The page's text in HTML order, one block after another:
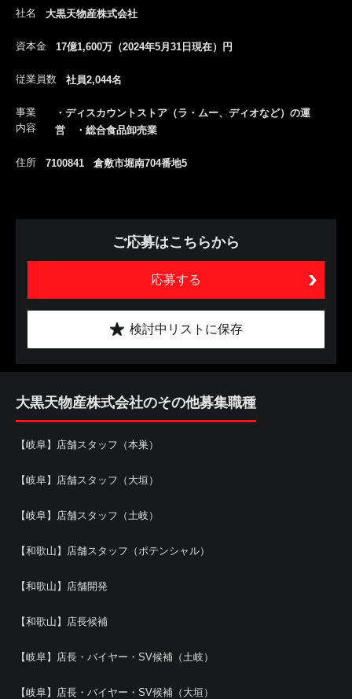
社名 大黒天物産株式会社
資本金 17億1,600万（2024年5月31日現在）円
従業員数 社員2,044名
事業
内容
・ディスカウントストア（ラ・ムー、ディオなど）の運
営 ・総合食品卸売業
住所 7100841 倉敷市堀南704番地5
ご応募はこちらから
応募する
検討中リストに保存
大黒天物産株式会社のその他募集職種
【岐阜】店舗スタッフ（本巣）
【岐阜】店舗スタッフ（大垣）
【岐阜】店舗スタッフ（土岐）
【和歌山】店舗スタッフ（ポテンシャル）
【和歌山】店舗開発
【和歌山】店長候補
【岐阜】店長・バイヤー・SV候補（土岐）
【岐阜】店長・バイヤー・SV候補（大垣）